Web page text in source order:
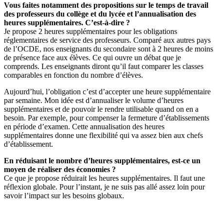
Vous faites notamment des propositions sur le temps de travail
des professeurs du collège et du lycée et l’annualisation des
heures supplémentaires. C’est-à-dire ?
Je propose 2 heures supplémentaires pour les obligations
réglementaires de service des professeurs. Comparé aux autres pays
de l’OCDE, nos enseignants du secondaire sont à 2 heures de moins
de présence face aux élèves. Ce qui ouvre un débat que je
comprends. Les enseignants diront qu’il faut comparer les classes
comparables en fonction du nombre d’élèves.
Aujourd’hui, l’obligation c’est d’accepter une heure supplémentaire
par semaine. Mon idée est d’annualiser le volume d’heures
supplémentaires et de pouvoir le rendre utilisable quand on en a
besoin. Par exemple, pour compenser la fermeture d’établissements
en période d’examen. Cette annualisation des heures
supplémentaires donne une flexibilité qui va assez bien aux chefs
d’établissement.
En réduisant le nombre d’heures supplémentaires, est-ce un
moyen de réaliser des économies ?
Ce que je propose réduirait les heures supplémentaires. Il faut une
réflexion globale. Pour l’instant, je ne suis pas allé assez loin pour
savoir l’impact sur les besoins globaux.